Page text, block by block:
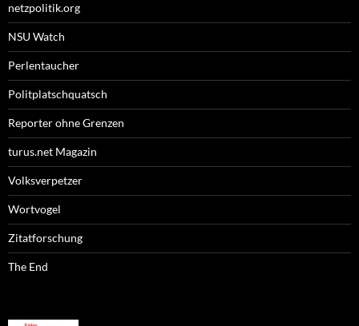
netzpolitik.org
NSU Watch
Perlentaucher
Politplatschquatsch
Reporter ohne Grenzen
turus.net Magazin
Volksverpetzer
Wortvogel
Zitatforschung
The End